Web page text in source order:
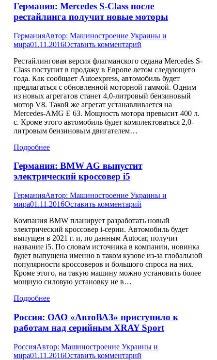
Германия: Mercedes S-Class после
рестайлинга получит новые моторы
ГерманияАвтор: Машиностроение Украины и
мира01.11.2016Оставить комментарий
Рестайлинговая версия флагманского седана Mercedes S-
Class поступит в продажу в Европе летом следующего
года. Как сообщает Autoexpress, автомобиль будет
предлагаться с обновленной моторной гаммой. Одним
из новых агрегатов станет 4,0-литровый бензиновый
мотор V8. Такой же агрегат устанавливается на
Mercedes-AMG E 63. Мощность мотора превысит 400 л.
с. Кроме этого автомобиль будет комплектоваться 2,0-
литровым бензиновым двигателем…
Подробнее
Германия: BMW AG выпустит
электрический кроссовер i5
ГерманияАвтор: Машиностроение Украины и
мира01.11.2016Оставить комментарий
Компания BMW планирует разработать новый
электрический кроссовер i-серии. Автомобиль будет
выпущен в 2021 г. и, по данным Autocar, получит
название i5. По словам источника в компании, новинка
будет выпущена именно в таком кузове из-за глобальной
популярности кроссоверов и большого спроса на них.
Кроме этого, на такую машину можно установить более
мощную силовую установку не в…
Подробнее
Россия: ОАО «АвтоВАЗ» приступило к
работам над серийным XRAY Sport
РоссияАвтор: Машиностроение Украины и
мира01.11.2016Оставить комментарий